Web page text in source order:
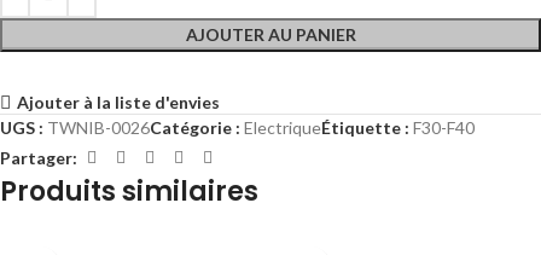
AJOUTER AU PANIER
Ajouter à la liste d'envies
UGS : TWNIB-0026Catégorie : ElectriqueÉtiquette : F30-F40
Partager:
Produits similaires